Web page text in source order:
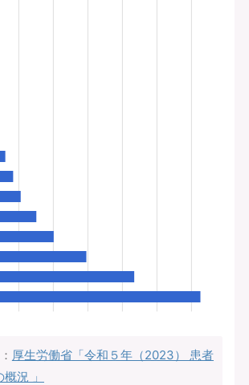
厚生労働省「令和５年（2023） 患者
況 」